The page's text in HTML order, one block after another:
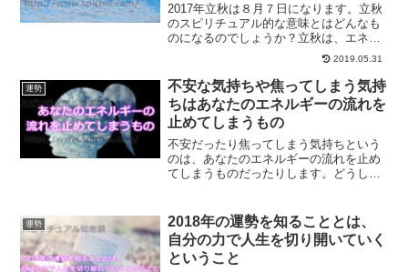
2017年立秋は８月７日になります。立秋
のスピリチュアル的な意味とはどんなも
のになるのでしょうか？立秋は、エネル
ギーの流れが変わる時です。そんな時に
何をして過ごせばいいのかについてご紹
介します。
2019.05.31
運勢
不安な気持ちや焦ってしまう気持
ちはあなたのエネルギーの流れを
止めてしまうもの
不安だったり焦ってしまう気持ちという
のは、あなたのエネルギーの流れを止め
てしまうものだったりします。どうして
さい。そこに答えはあるはずです。
運勢
2018年の運勢を知ることとは、
自分の力で人生を切り開いていく
ということ